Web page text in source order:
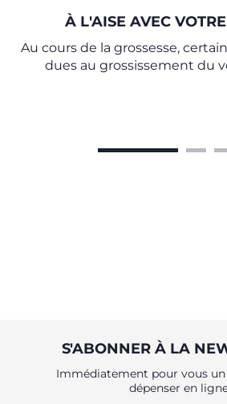
À L'AISE AVEC
Au cours de la grossesse,
dues au grossissement du
S'ABONNER À LA
Immédiatement pour vous un
dépenser en